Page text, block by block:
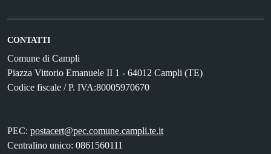
CONTATTI
Comune di Campli
Piazza Vittorio Emanuele II 1 - 64012 Campli (TE)
Codice fiscale / P. IVA:80005970670
PEC: postacert@pec.comune.campli.te.it
Centralino unico: 0861560111